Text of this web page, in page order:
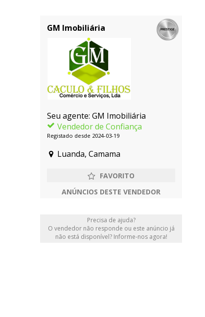
GM Imobiliária
Seu agente: GM Imobiliária
Vendedor de Confiança
Registado desde 2024-03-19
Luanda, Camama
ANÚNCIOS DESTE VENDEDOR
Precisa de ajuda?
O vendedor não responde ou este anúncio já
não está disponível? Informe-nos agora!